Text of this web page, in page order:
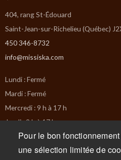
404, rang St-Édouard
Saint-Jean-sur-Richelieu (Québec)
450 346-8732
info@missiska.com
Lundi : Fermé
Mardi : Fermé
Mercredi : 9 h à 17 h
Jeudi : 9 h à 17 h
Vendredi : 9 h à 17 h
Samedi : 9 h à 17 h
Pour le bon
une sélection limitée de